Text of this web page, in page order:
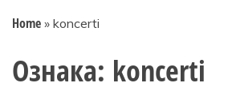
Home » koncerti
Ознака: koncerti